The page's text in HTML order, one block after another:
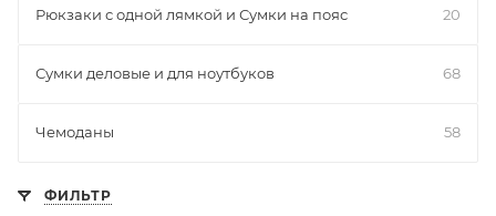
Рюкзаки с одной лямкой и Сумки на пояс 20
Сумки деловые и для ноутбуков 68
Чемоданы 58
ФИЛЬТР